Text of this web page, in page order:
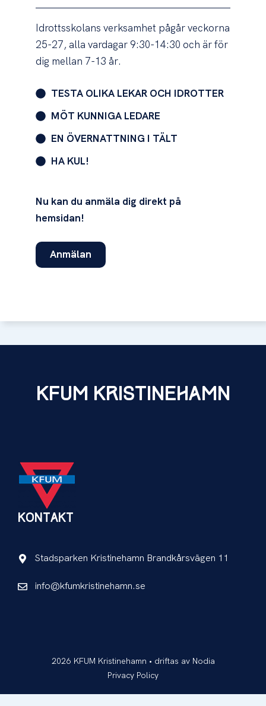
Idrottsskolans verksamhet pågår veckorna
25-27, alla vardagar 9:30-14:30 och är för
dig mellan 7-13 år.
TESTA OLIKA LEKAR OCH IDROTTER
MÖT KUNNIGA LEDARE
EN ÖVERNATTNING I TÄLT
HA KUL!
Nu kan du anmäla dig direkt på
hemsidan!
Anmälan
KFUM KRISTINEHAMN
KONTAKT
Stadsparken Kristinehamn Brandkårsvägen 11
info@kfumkristinehamn.se
2026 KFUM Kristinehamn • driftas av Nodia
Privacy Policy